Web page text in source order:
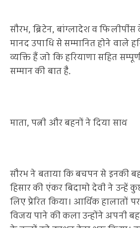
सौरभ, ब्रिटेन, बांग्लादेश व फिलीपींस
मानद उपाधि से सम्मानित होने वाले
व्यक्ति हैं जो कि हरियाणा सहित
सम्मान की बात है.
माता, पत्नी और बहनों ने दिया साथ
सौरभ ने बताया कि बचपन से इनकी
हिसार की एंकर बिदामो देवी ने
लिए प्रेरित किया। आर्थिक हालातों
विजय पाने की कला उन्होंने अपनी